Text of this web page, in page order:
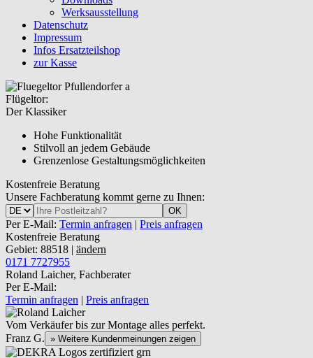
Werksausstellung
Datenschutz
Impressum
Infos Ersatzteilshop
zur Kasse
Flügeltor:
Der Klassiker
Hohe Funktionalität
Stilvoll an jedem Gebäude
Grenzenlose Gestaltungsmöglichkeiten
Kostenfreie Beratung
Unsere Fachberatung kommt gerne zu Ihnen:
OK
Per E-Mail: Termin anfragen | Preis anfragen
Kostenfreie Beratung
Gebiet: 88518 | ändern
0171 7727955
Roland Laicher, Fachberater
Per E-Mail:
Termin anfragen | Preis anfragen
Vom Verkäufer bis zur Montage alles perfekt.
Franz G. » Weitere Kundenmeinungen zeigen